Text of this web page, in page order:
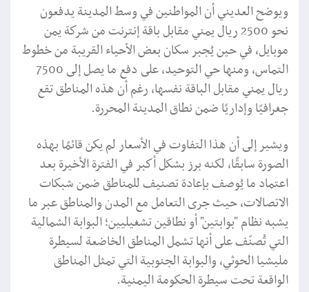
ويوضح العديني أن المواطنين في وسط المدينة يدفعون
نحو 2500 ريال يمني مقابل باقة إنترنت من شركة يمن
موبايل، في حين يُجبر سكان بعض الأحياء القريبة من خطوط
التماس، ومنها حي التوحيد، على دفع ما يصل إلى 7500
ريال يمني مقابل الباقة نفسها، رغم أن هذه المناطق تقع
جغرافيًا وإداريًا ضمن نطاق المدينة المحررة.
ويشير إلى أن هذا التفاوت في الأسعار لم يكن قائمًا بهذه
الصورة سابقًا، لكنه برز بشكل أكبر في الفترة الأخيرة بعد
اعتماد ما يُوصف بإعادة تصنيف للمناطق ضمن شبكات
الاتصالات، حيث جرى التعامل مع المدن والمناطق عبر ما
يشبه نظام "بوابتين" أو نطاقين تشغيليين؛ البوابة الشمالية
التي تُصنّف على أنها تشمل المناطق الخاضعة لسيطرة
مليشيا الحوثي، والبوابة الجنوبية التي تمثل المناطق
الواقعة تحت سيطرة الحكومة اليمنية.